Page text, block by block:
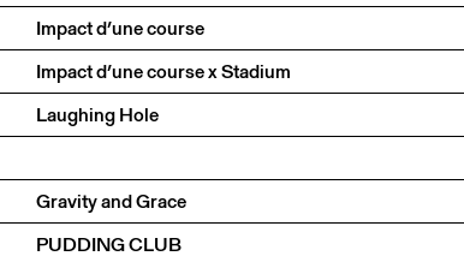
Impact d’une course
Impact d’une course x Stadium
Laughing Hole
Gravity and Grace
PUDDING CLUB